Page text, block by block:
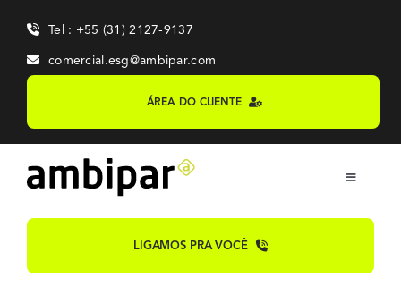
content
Tel : +55 (31) 2127-9137
comercial.esg@ambipar.com
ÁREA DO CLIENTE
Toggle
Home
LIGAMOS PRA VOCÊ